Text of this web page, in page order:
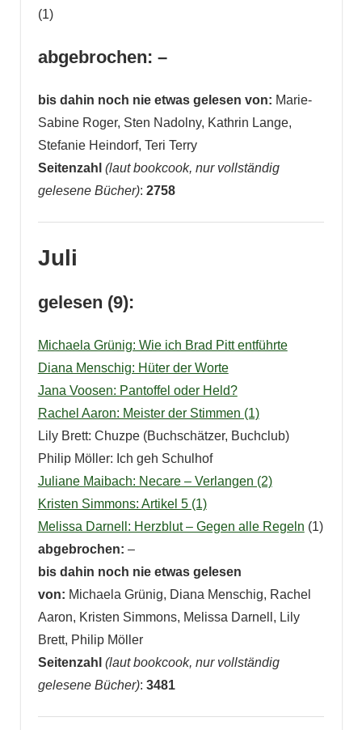
(1)
abgebrochen: –
bis dahin noch nie etwas gelesen von: Marie-
Sabine Roger, Sten Nadolny, Kathrin Lange,
Stefanie Heindorf, Teri Terry
Seitenzahl (laut bookcook, nur vollständig
gelesene Bücher): 2758
Juli
gelesen (9):
Michaela Grünig: Wie ich Brad Pitt entführte
Diana Menschig: Hüter der Worte
Jana Voosen: Pantoffel oder Held?
Rachel Aaron: Meister der Stimmen (1)
Lily Brett: Chuzpe (Buchschätzer, Buchclub)
Philip Möller: Ich geh Schulhof
Juliane Maibach: Necare – Verlangen (2)
Kristen Simmons: Artikel 5 (1)
Melissa Darnell: Herzblut – Gegen alle Regeln (1)
abgebrochen: –
bis dahin noch nie etwas gelesen
von: Michaela Grünig, Diana Menschig, Rachel
Aaron, Kristen Simmons, Melissa Darnell, Lily
Brett, Philip Möller
Seitenzahl (laut bookcook, nur vollständig
gelesene Bücher): 3481